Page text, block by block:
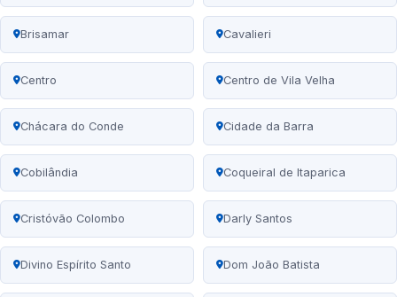
Brisamar Cavalieri
Centro Centro de Vila Velha
Chácara do Conde Cidade da Barra
Cobilândia Coqueiral de Itaparica
Cristóvão Colombo Darly Santos
Divino Espírito Santo Dom João Batista